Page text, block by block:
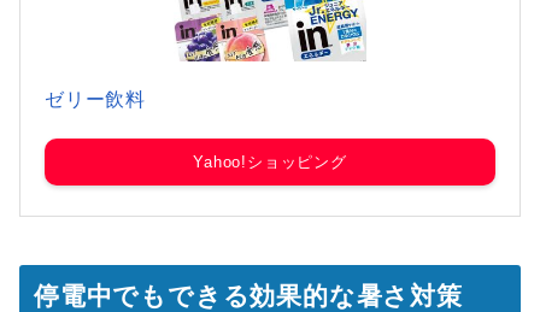
ゼリー飲料
Yahoo!ショッピング
停電中でもできる効果的な暑さ対策